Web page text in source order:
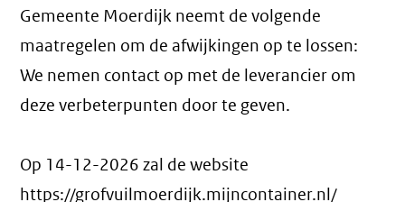
Gemeente Moerdijk neemt de volgende
maatregelen om de afwijkingen op te lossen:
We nemen contact op met de leverancier om
deze verbeterpunten door te geven.
Op 14-12-2026 zal de website
https://grofvuilmoerdijk.mijncontainer.nl/